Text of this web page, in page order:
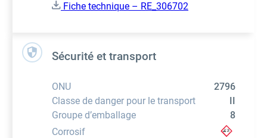
Fiche technique – RE_306702
Sécurité et transport
ONU
2796
Classe de danger pour le transport
II
Groupe d’emballage
8
Corrosif